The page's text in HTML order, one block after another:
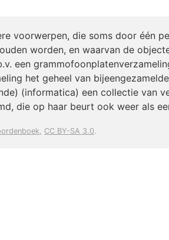
voorwerpen, die soms door één
worden, en waarvan de
een
het geheel van
(informatica) een collectie van
die op haar beurt ook weer als
, CC BY-SA 3.0.